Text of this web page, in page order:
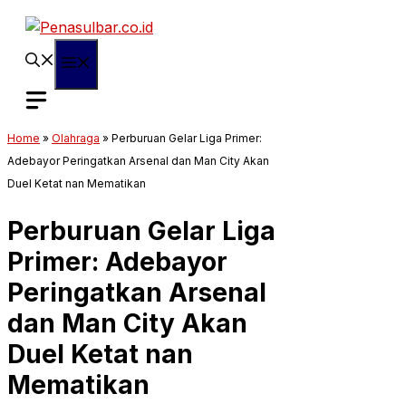
Langsung
Home » Olahraga » Perburuan Gelar Liga Primer:
Adebayor Peringatkan Arsenal dan Man City Akan
Duel Ketat nan Mematikan
Perburuan Gelar Liga
Primer: Adebayor
Peringatkan Arsenal
dan Man City Akan
Duel Ketat nan
Mematikan